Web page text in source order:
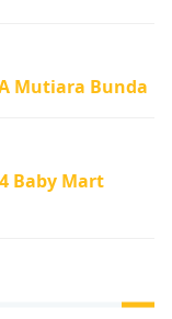
Mutiara Bunda
Baby Mart